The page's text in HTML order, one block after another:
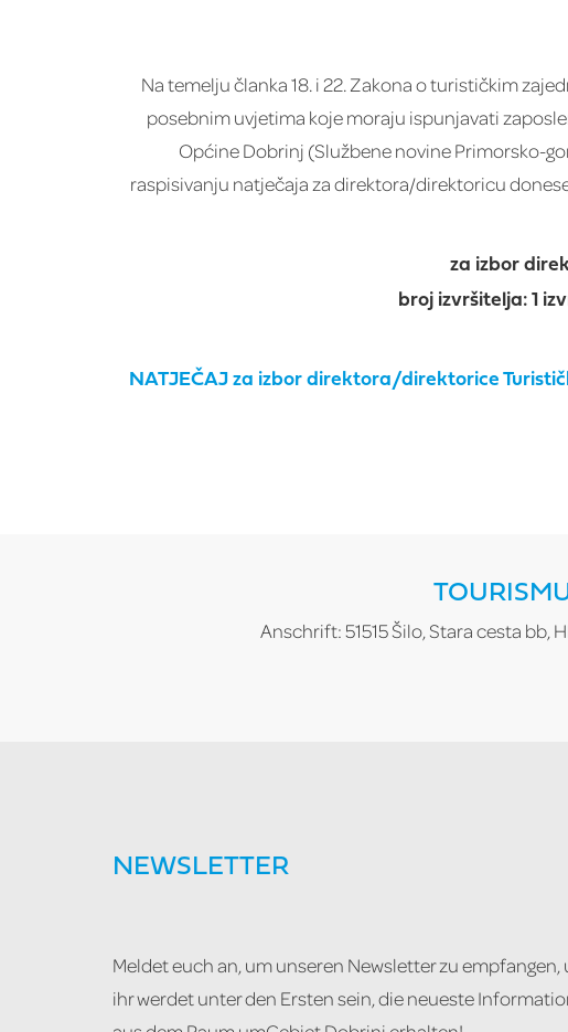
Na temelju članka 18. i 22. Zakona o turističkim
posebnim uvjetima koje moraju ispunjavati
Općine Dobrinj (Službene novine Primorsko-
raspisivanju natječaja za direktora/direktoricu
za izbor
broj izvršitelja: 1
NATJEČAJ za izbor direktora/direktorice
Anschrift: 51515 Šilo, Stara cesta bb,
NEWSLETTER
Meldet euch an, um unseren Newsletter zu empfangen,
ihr werdet unter den Ersten sein, die neueste